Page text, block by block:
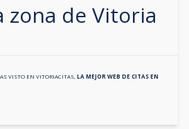
zona de Vitoria
VISTO EN VITORIACITAS LA MEJOR WEB DE CITAS EN